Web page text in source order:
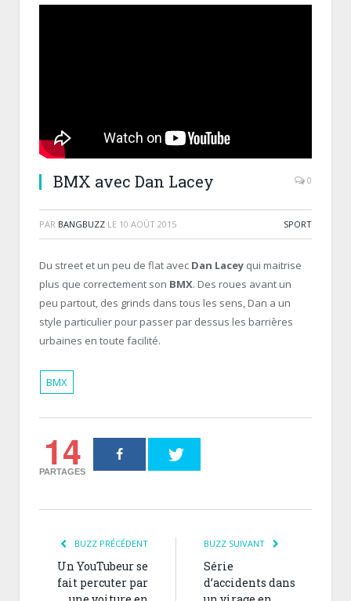
BMX avec Dan Lacey 0
PAR BANGBUZZ LE 10 AOÛT 2015 SPORT
Du street et un peu de flat avec Dan Lacey qui maitrise
plus que correctement son BMX. Des roues avant un
peu partout, des grinds dans tous les sens, Dan a un
style particulier pour passer par dessus les barrières
urbaines en toute facilité.
BMX
14
PARTAGES
BUZZ PRÉCÉDENT
Un YouTubeur se
fait percuter par
BUZZ SUIVANT
Série
d’accidents dans